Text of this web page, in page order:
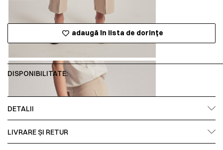
adaugă în lista de dorințe
DISPONIBILITATE:
DETALII
LIVRARE ȘI RETUR